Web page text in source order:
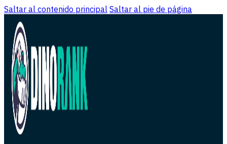
Saltar al contenido principal Saltar al pie de página